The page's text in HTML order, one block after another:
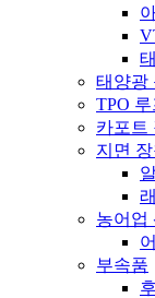
태양광
TPO
카포트
지면
농어업
부속품